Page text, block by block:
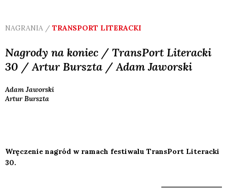
NAGRANIA / TRANSPORT LITERACKI
Nagrody na koniec / TransPort Literacki
30 / Artur Burszta / Adam Jaworski
Adam Jaworski
ArturBurszta
Wręczenie nagród w ramach festiwalu TransPort Literacki
30.